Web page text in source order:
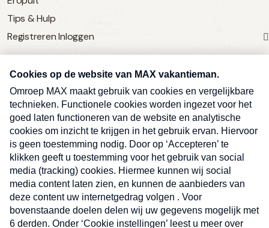
Tips & Hulp
Registreren Inloggen
SERVICE
Over Omroep MAX
MAX Vandaag
MAX Meldpunt
Pers
Contact
Algemene voorwaarden
Privacyverklaring
Kwetsbaarheid melden
Ben je benieuwd naar meer
vakantienieuws- en tips?